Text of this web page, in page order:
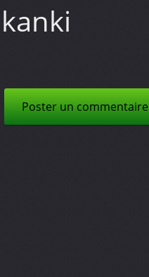
kanki
Poster un commentaire